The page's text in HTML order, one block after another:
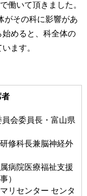
働いて頂きました。
その科に影響があ
めると、科全体の
ます。
者
員会委員長・富山県
修科長兼脳神経外
病院医療福祉支援
）
リセンター センタ